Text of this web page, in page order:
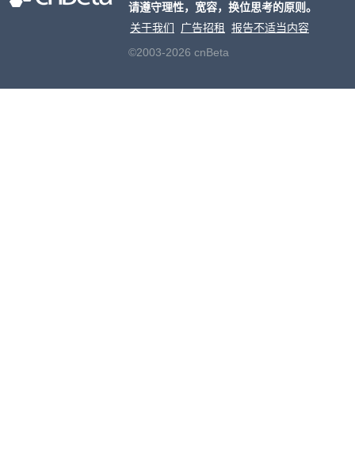
请遵守理性，宽容，换位思考的原则。
关于我们
广告招租
报告不适当内容
©2003-2026 cnBeta